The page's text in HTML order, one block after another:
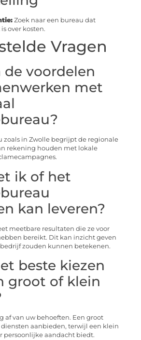
Zoek naar een bureau dat
over kosten.
Vragen
de voordelen
met
zoals in Zwolle begrijpt de regionale
rekening houden met lokale
ik of het
kan leveren?
meetbare resultaten die ze voor
bereikt. Dit kan inzicht geven
zouden kunnen betekenen.
beste kiezen
groot of klein
af van uw behoeften. Een groot
aanbieden, terwijl een klein
persoonlijke aandacht biedt.